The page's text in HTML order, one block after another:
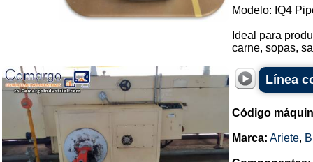
Modelo: IQ4
Ideal para
carne, sopas,
Línea
Código
Marca: Ariete,